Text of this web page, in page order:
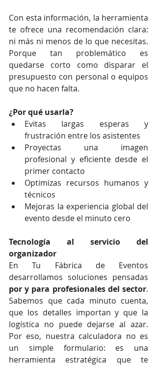
Con esta información, la herramienta
te ofrece una recomendación clara:
ni más ni menos de lo que necesitas.
Porque tan problemático es
quedarse corto como disparar el
presupuesto con personal o equipos
que no hacen falta.
¿Por qué usarla?
Evitas largas esperas y
frustración entre los asistentes
Proyectas una imagen
profesional y eficiente desde el
primer contacto
Optimizas recursos humanos y
técnicos
Mejoras la experiencia global del
evento desde el minuto cero
Tecnología al servicio del
organizador
En Tu Fábrica de Eventos
por y para profesionales del sector.
Sabemos que cada minuto cuenta,
que los detalles importan y que la
logística no puede dejarse al azar.
Por eso, nuestra calculadora no es
un simple formulario: es una
herramienta estratégica que te